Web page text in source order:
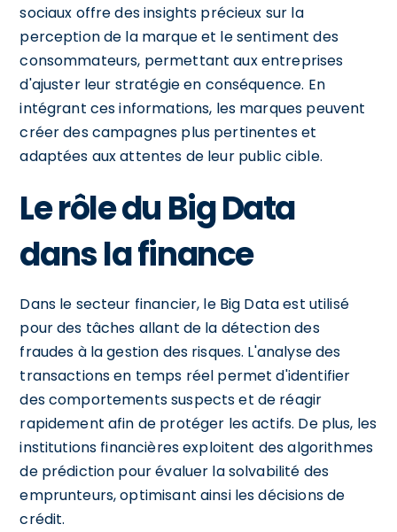
sociaux offre des insights précieux sur la
perception de la marque et le sentiment des
consommateurs, permettant aux entreprises
d'ajuster leur stratégie en conséquence. En
intégrant ces informations, les marques peuvent
créer des campagnes plus pertinentes et
adaptées aux attentes de leur public cible.
Le rôle du Big Data
dans la finance
Dans le secteur financier, le Big Data est utilisé
pour des tâches allant de la détection des
fraudes à la gestion des risques. L'analyse des
transactions en temps réel permet d'identifier
des comportements suspects et de réagir
rapidement afin de protéger les actifs. De plus, les
institutions financières exploitent des algorithmes
de prédiction pour évaluer la solvabilité des
emprunteurs, optimisant ainsi les décisions de
crédit.